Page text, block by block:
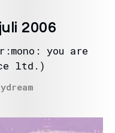
2006
you are
ltd.)